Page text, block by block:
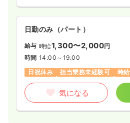
日勤のみ（常勤）
※一例
時間 8:45～18:00（休憩90分）
月給33万円以上可
気になる
日勤のみ（パート）
給与 時給1,300〜2,000円
時間 14:00～19:00
日祝休み
担当業務未経験可 時
気になる